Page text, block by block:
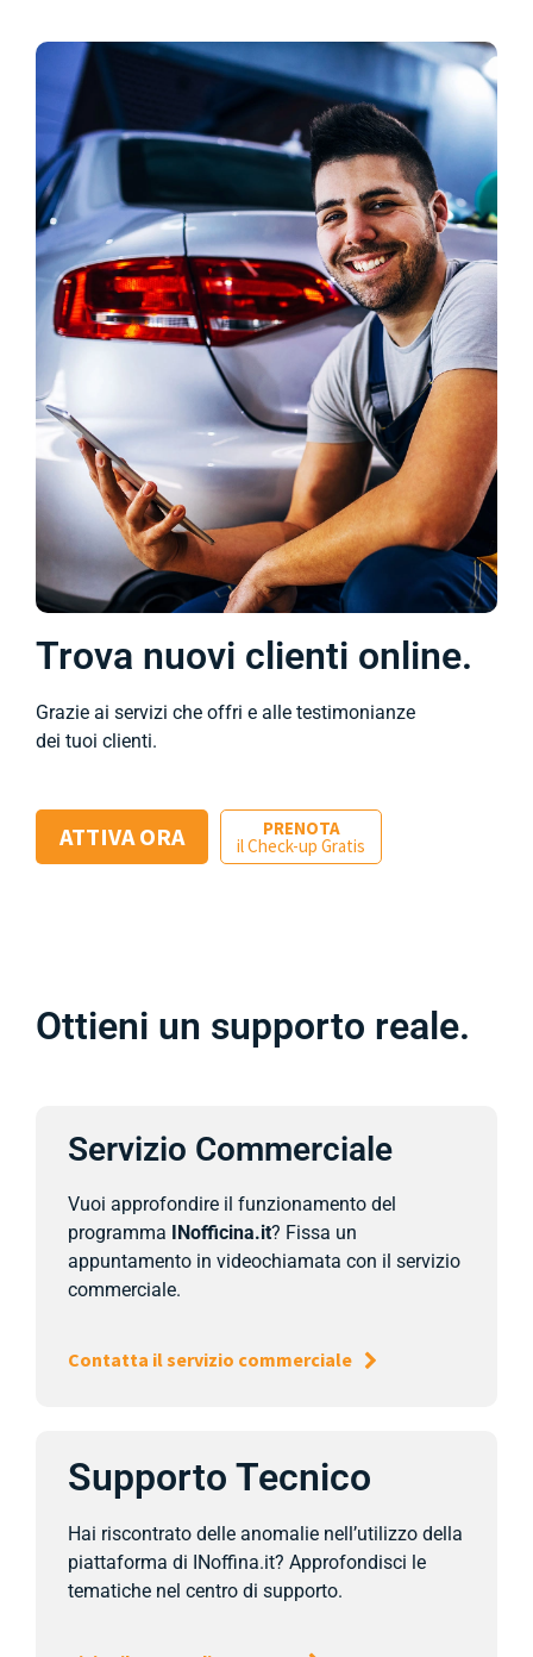
Trova nuovi clienti online.
Grazie ai servizi che offri e alle testimonianze
dei tuoi clienti.
ATTIVA ORA PRENOTA
il Check-up Gratis
Ottieni un supporto reale.
Servizio Commerciale
Vuoi approfondire il funzionamento del
programma INofficina.it? Fissa un
appuntamento in videochiamata con il servizio
commerciale.
Contatta il servizio commerciale
Supporto Tecnico
Hai riscontrato delle anomalie nell’utilizzo della
piattaforma di INoffina.it? Approfondisci le
tematiche nel centro di supporto.